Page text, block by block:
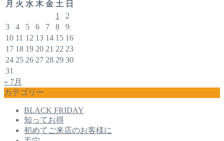
月 火 水 木 金 土 日
1
2
3
4 5 6 7 8
9
10 11 12 13 14 15 16
17 18 19 20 21 22 23
24 25 26 27 28 29 30
31
« 7月
カテゴリー
BLACK FRIDAY
知ってお得
初めてご来店のお客様に